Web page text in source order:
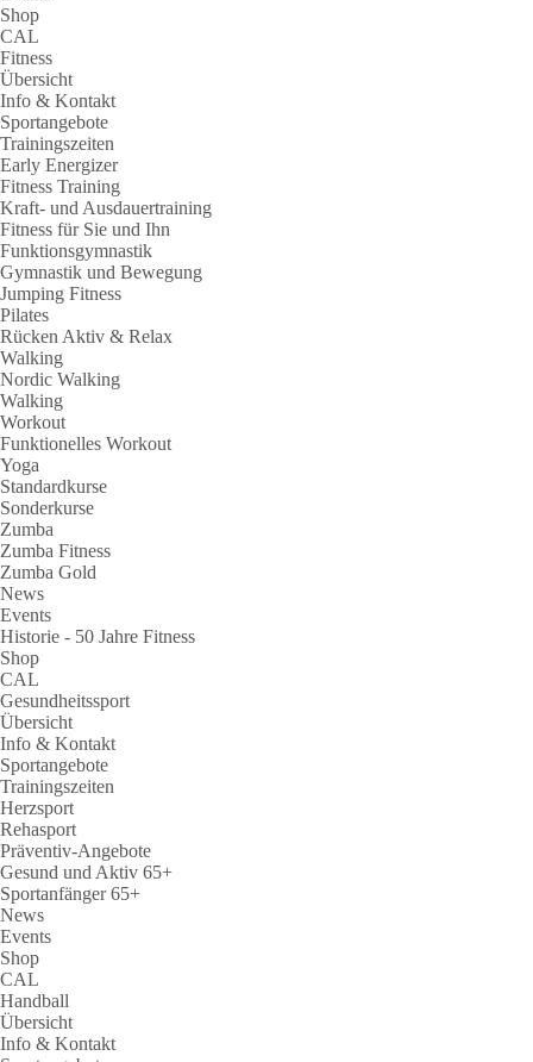
Shop
CAL
Fitness
Übersicht
Info & Kontakt
Sportangebote
Trainingszeiten
Early Energizer
Fitness Training
Kraft- und Ausdauertraining
Fitness für Sie und Ihn
Funktionsgymnastik
Gymnastik und Bewegung
Jumping Fitness
Pilates
Rücken Aktiv & Relax
Walking
Nordic Walking
Walking
Workout
Funktionelles Workout
Yoga
Standardkurse
Sonderkurse
Zumba
Zumba Fitness
Zumba Gold
News
Events
Historie - 50 Jahre Fitness
Shop
CAL
Gesundheitssport
Übersicht
Info & Kontakt
Sportangebote
Trainingszeiten
Herzsport
Rehasport
Präventiv-Angebote
Gesund und Aktiv 65+
Sportanfänger 65+
News
Events
Shop
CAL
Handball
Übersicht
Info & Kontakt